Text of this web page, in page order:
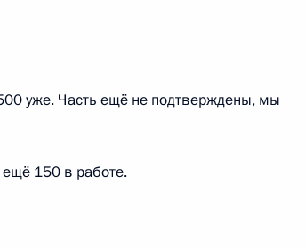
экстренном саммите
уже. Часть ещё не подтверждены, мы
150 в работе.